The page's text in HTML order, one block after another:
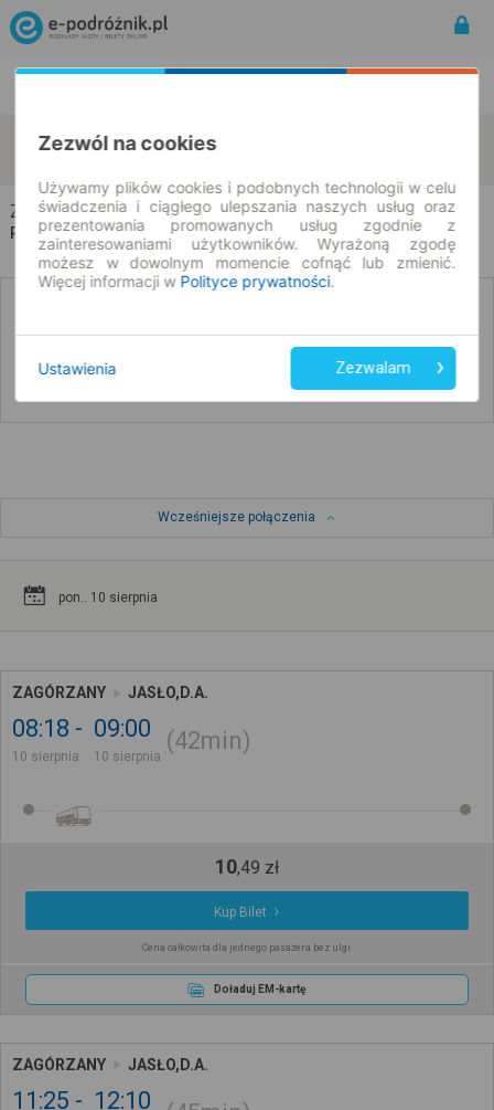
Zagórzany Jasło
Zagórzany → Jasło
Rozkład jazdy i bilety
Poniżej przedstawiamy dostępne połączenia z innych dat
Wcześniejsze połączenia
pon.. 10 sierpnia
ZAGÓRZANY JASŁO,D.A.
08:18
10 sierpnia
09:00
10 sierpnia
42min
10,49 zł
Kup Bilet
Cena całkowita dla jednego pasażera bez ulgi
Doładuj EM-kartę
ZAGÓRZANY JASŁO,D.A.
11:25 12:10
Zezwól na cookies
Używamy plików cookies i podobnych technologii w celu
świadczenia i ciągłego ulepszania naszych usług oraz
prezentowania promowanych usług zgodnie z
zainteresowaniami użytkowników. Wyrażoną zgodę
możesz w dowolnym momencie cofnąć lub zmienić.
Więcej informacji w Polityce prywatności.
Ustawienia Zezwalam